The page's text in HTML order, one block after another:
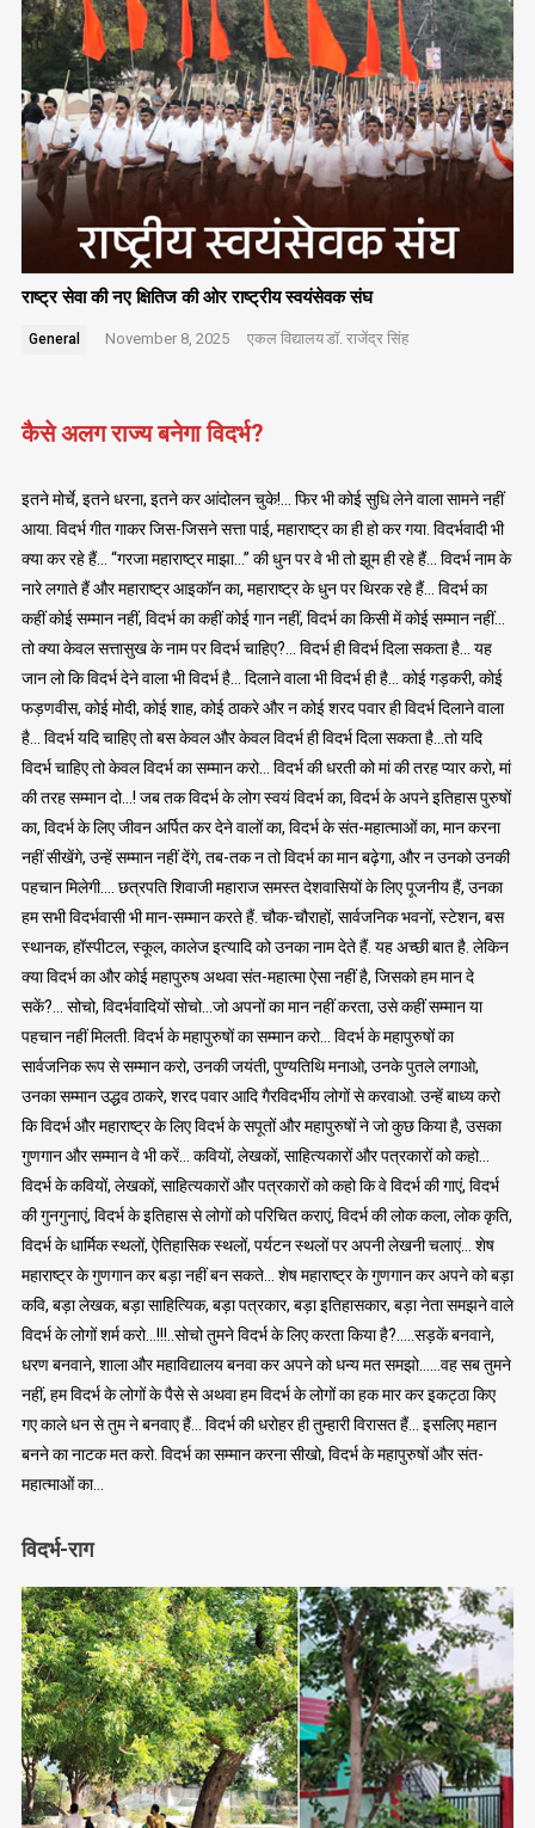
राष्ट्र सेवा की नए क्षितिज की ओर राष्ट्रीय स्वयंसेवक संघ
General November 8, 2025 एकल विद्यालयडॉ. राजेंद्र सिंह
कैसे अलग राज्य बनेगा विदर्भ?
इतने मोर्चे, इतने धरना, इतने कर आंदोलन चुके!… फिर भी कोई सुधि लेने वाला सामने नहीं
आया. विदर्भ गीत गाकर जिस-जिसने सत्ता पाई, महाराष्ट्र का ही हो कर गया. विदर्भवादी भी
क्या कर रहे हैं… “गरजा महाराष्ट्र माझा…” की धुन पर वे भी तो झूम ही रहे हैं… विदर्भ नाम के
नारे लगाते हैं और महाराष्ट्र आइकॉन का, महाराष्ट्र के धुन पर थिरक रहे हैं… विदर्भ का
कहीं कोई सम्मान नहीं, विदर्भ का कहीं कोई गान नहीं, विदर्भ का किसी में कोई सम्मान नहीं…
तो क्या केवल सत्तासुख के नाम पर विदर्भ चाहिए?… विदर्भ ही विदर्भ दिला सकता है… यह
जान लो कि विदर्भ देने वाला भी विदर्भ है… दिलाने वाला भी विदर्भ ही है… कोई गड़करी, कोई
फड़णवीस, कोई मोदी, कोई शाह, कोई ठाकरे और न कोई शरद पवार ही विदर्भ दिलाने वाला
है… विदर्भ यदि चाहिए तो बस केवल और केवल विदर्भ ही विदर्भ दिला सकता है…तो यदि
विदर्भ चाहिए तो केवल विदर्भ का सम्मान करो… विदर्भ की धरती को मां की तरह प्यार करो, मां
की तरह सम्मान दो…! जब तक विदर्भ के लोग स्वयं विदर्भ का, विदर्भ के अपने इतिहास पुरुषों
का, विदर्भ के लिए जीवन अर्पित कर देने वालों का, विदर्भ के संत-महात्माओं का, मान करना
नहीं सीखेंगे, उन्हें सम्मान नहीं देंगे, तब-तक न तो विदर्भ का मान बढ़ेगा, और न उनको उनकी
पहचान मिलेगी…. छत्रपति शिवाजी महाराज समस्त देशवासियों के लिए पूजनीय हैं, उनका
हम सभी विदर्भवासी भी मान-सम्मान करते हैं. चौक-चौराहों, सार्वजनिक भवनों, स्टेशन, बस
स्थानक, हॉस्पीटल, स्कूल, कालेज इत्यादि को उनका नाम देते हैं. यह अच्छी बात है. लेकिन
क्या विदर्भ का और कोई महापुरुष अथवा संत-महात्मा ऐसा नहीं है, जिसको हम मान दे
सकें?… सोचो, विदर्भवादियों सोचो…जो अपनों का मान नहीं करता, उसे कहीं सम्मान या
पहचान नहीं मिलती. विदर्भ के महापुरुषों का सम्मान करो… विदर्भ के महापुरुषों का
सार्वजनिक रूप से सम्मान करो, उनकी जयंती, पुण्यतिथि मनाओ, उनके पुतले लगाओ,
उनका सम्मान उद्धव ठाकरे, शरद पवार आदि गैरविदर्भीय लोगों से करवाओ. उन्हें बाध्य करो
कि विदर्भ और महाराष्ट्र के लिए विदर्भ के सपूतों और महापुरुषों ने जो कुछ किया है, उसका
गुणगान और सम्मान वे भी करें… कवियों, लेखकों, साहित्यकारों और पत्रकारों को कहो…
विदर्भ के कवियों, लेखकों, साहित्यकारों और पत्रकारों को कहो कि वे विदर्भ की गाएं, विदर्भ
की गुनगुनाएं, विदर्भ के इतिहास से लोगों को परिचित कराएं, विदर्भ की लोक कला, लोक कृति,
विदर्भ के धार्मिक स्थलों, ऐतिहासिक स्थलों, पर्यटन स्थलों पर अपनी लेखनी चलाएं… शेष
महाराष्ट्र के गुणगान कर बड़ा नहीं बन सकते… शेष महाराष्ट्र के गुणगान कर अपने को बड़ा
कवि, बड़ा लेखक, बड़ा साहित्यिक, बड़ा पत्रकार, बड़ा इतिहासकार, बड़ा नेता समझने वाले
विदर्भ के लोगों शर्म करो…!!!..सोचो तुमने विदर्भ के लिए करता किया है?…..सड़कें बनवाने,
धरण बनवाने, शाला और महाविद्यालय बनवा कर अपने को धन्य मत समझो……वह सब तुमने
नहीं, हम विदर्भ के लोगों के पैसे से अथवा हम विदर्भ के लोगों का हक मार कर इकट्ठा किए
गए काले धन से तुम ने बनवाए हैं… विदर्भ की धरोहर ही तुम्हारी विरासत हैं… इसलिए महान
बनने का नाटक मत करो. विदर्भ का सम्मान करना सीखो, विदर्भ के महापुरुषों और संत-
महात्माओं का…
विदर्भ-राग